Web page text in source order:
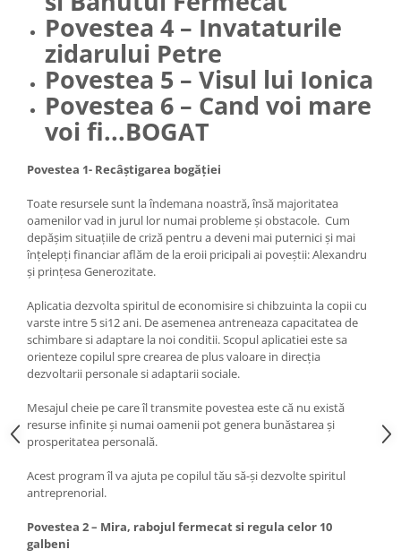
Povestea 4 – Invataturile
zidarului Petre
Povestea 5 – Visul lui Ionica
Povestea 6 – Cand voi mare
voi fi...BOGAT
Povestea 1- Recâștigarea bogăției
Toate resursele sunt la îndemana noastră, însă majoritatea
oamenilor vad in jurul lor numai probleme și obstacole. Cum
depășim situațiile de criză pentru a deveni mai puternici și mai
înțelepți financiar aflăm de la eroii pricipali ai poveștii: Alexandru
și prințesa Generozitate.
Aplicatia dezvolta spiritul de economisire si chibzuinta la copii cu
varste intre 5 si12 ani. De asemenea antreneaza capacitatea de
schimbare si adaptare la noi conditii. Scopul aplicatiei este sa
orienteze copilul spre crearea de plus valoare in direcția
dezvoltarii personale si adaptarii sociale.
Mesajul cheie pe care îl transmite povestea este că nu există
resurse infinite și numai oamenii pot genera bunăstarea și
prosperitatea personală.
Acest program îl va ajuta pe copilul tău să-și dezvolte spiritul
antreprenorial.
Povestea 2 – Mira, rabojul fermecat si regula celor 10
galbeni